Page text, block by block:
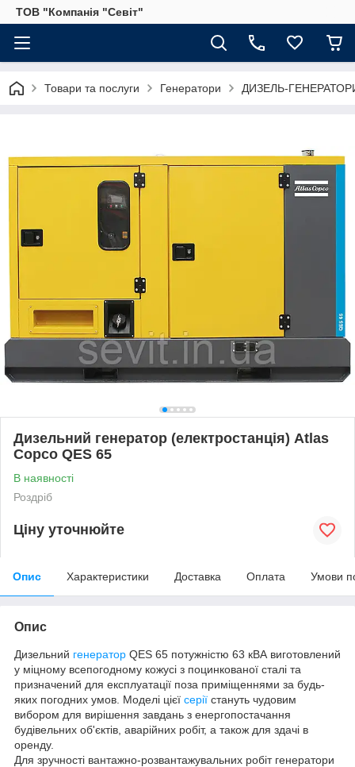
ТОВ "Компанія "Севіт"
Товари та послуги Генератори ДИЗЕЛЬ-
Дизельний генератор (електростанція) Atlas
Copco QES 65
В наявності
Роздріб
Ціну уточнюйте
Опис Характеристики Доставка Оплата Умови
Опис
Дизельний генератор QES 65 потужністю 63 кВА виготовлений
у міцному всепогодному кожусі з поцинкованої сталі та
призначений для експлуатації поза приміщеннями за будь-
яких погодних умов. Моделі цієї серії стануть чудовим
вибором для вирішення завдань з енергопостачання
будівельних об'єктів, аварійних робіт, а також для здачі в
оренду.
Для зручності вантажно-розвантажувальних робіт генератори